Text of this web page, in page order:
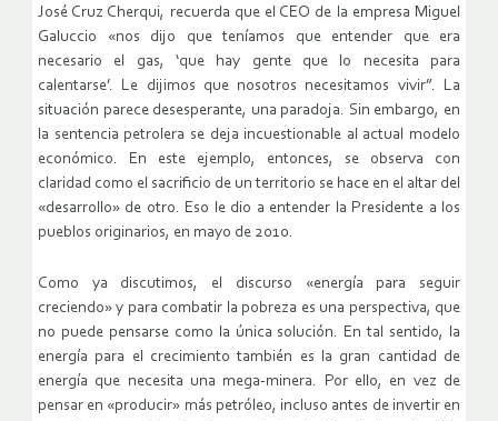
José Cruz Cherqui, recuerda que el CEO de la empresa Miguel
Galuccio «nos dijo que teníamos que entender que era
necesario el gas, ‘que hay gente que lo necesita para
calentarse’. Le dijimos que nosotros necesitamos vivir”. La
situación parece desesperante, una paradoja. Sin embargo, en
la sentencia petrolera se deja incuestionable al actual modelo
económico. En este ejemplo, entonces, se observa con
claridad como el sacrificio de un territorio se hace en el altar del
«desarrollo» de otro. Eso le dio a entender la Presidente a los
pueblos originarios, en mayo de 2010.
Como ya discutimos, el discurso «energía para seguir
creciendo» y para combatir la pobreza es una perspectiva, que
no puede pensarse como la única solución. En tal sentido, la
energía para el crecimiento también es la gran cantidad de
energía que necesita una mega-minera. Por ello, en vez de
pensar en «producir» más petróleo, incluso antes de invertir en